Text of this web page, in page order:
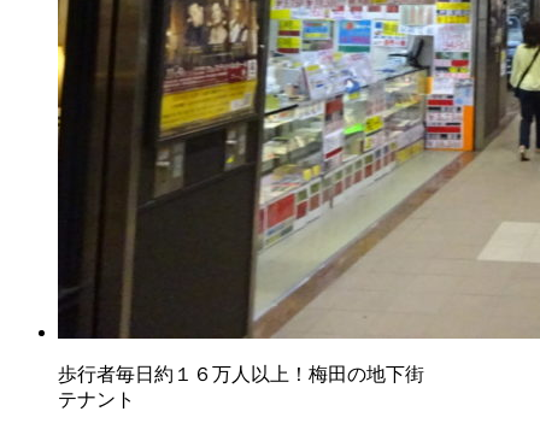
歩行者毎日約１６万人以上！梅田の地下街
テナント